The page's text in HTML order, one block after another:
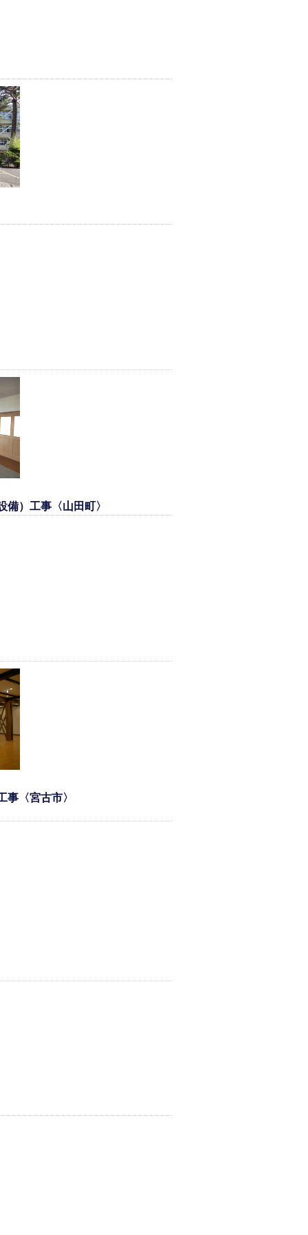
）工事〈山田町〉
〈宮古市〉